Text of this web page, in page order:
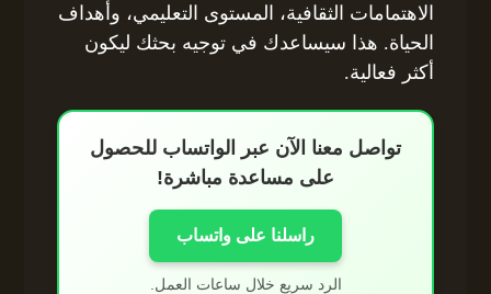
الاهتمامات الثقافية، المستوى التعليمي، وأهداف
الحياة. هذا سيساعدك في توجيه بحثك ليكون
أكثر فعالية.
تواصل معنا الآن عبر الواتساب للحصول
على مساعدة مباشرة!
راسلنا على واتساب
الرد سريع خلال ساعات العمل.